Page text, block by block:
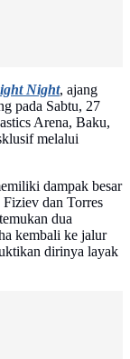
Night, ajang
pada Sabtu, 27
Arena, Baku,
melalui
dampak besar
dan Torres
dua
kembali ke jalur
dirinya layak